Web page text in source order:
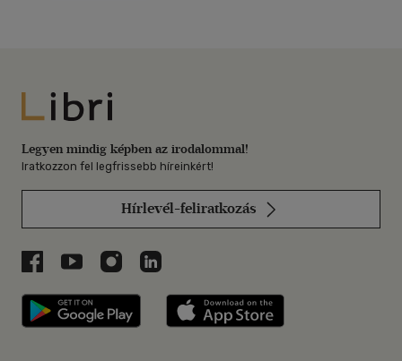
Libri
Legyen mindig képben az irodalommal!
Iratkozzon fel legfrissebb híreinkért!
Hírlevél-feliratkozás
Libri a Facebookon
Libri a Youtube-on
Libri az Instagramon
Libri a LinkedInen
Libri applikáció Szerezd meg: Google